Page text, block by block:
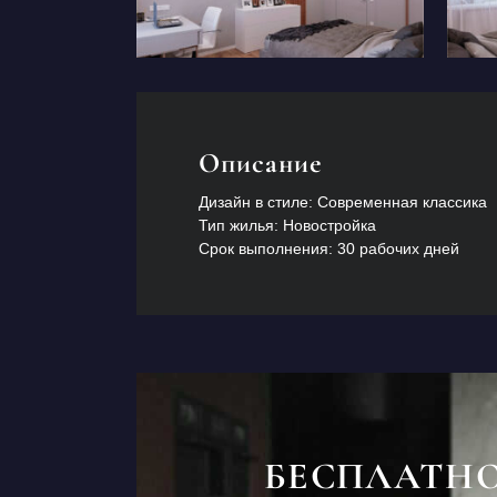
Описание
Дизайн в стиле: Современная классика
Тип жилья: Новостройка
Срок выполнения: 30 рабочих дней